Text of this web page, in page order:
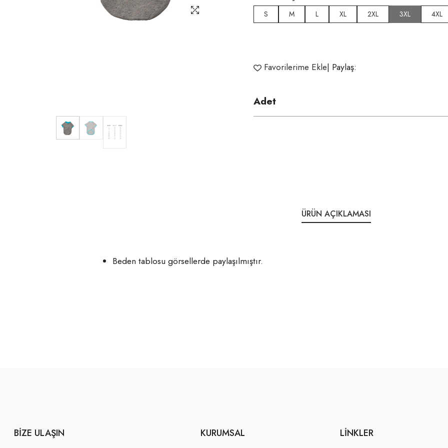
S M L XL 2XL 3XL 4XL
Favorilerime Ekle| Paylaş:
Adet
ÜRÜN AÇIKLAMASI
Beden tablosu görsellerde paylaşılmıştır.
BIZE ULAŞIN KURUMSAL LINKLER